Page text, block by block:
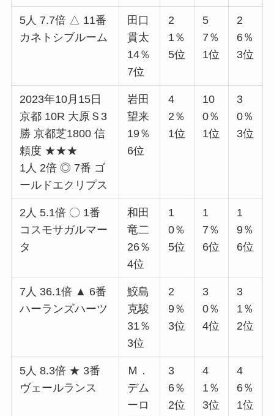
5人 7.7倍 △ 11番
カネトシブルーム
田口
貫太
14％
7位
2
1％
5位
5
7％
1位
2
6％
3位
2023年10月15日
京都 10R 大原Ｓ3
勝 京都芝1800 信
頼度 ★★★
1人 2倍 ◎ 7番 ゴ
ールドエクリプス
岩田
望来
19％
6位
4
2％
1位
10
0％
1位
3
0％
3位
2人 5.1倍 〇 1番
コスモサガルマー
タ
和田
竜二
26％
4位
1
0％
5位
1
7％
6位
1
9％
6位
7人 36.1倍 ▲ 6番
ハーランズハーツ
鮫島
克駿
31％
3位
2
9％
3位
3
0％
4位
3
1％
2位
5人 8.3倍 ★ 3番
ヴェールランス
Ｍ．
デム
ーロ
3
6％
2位
4
1％
3位
4
6％
1位